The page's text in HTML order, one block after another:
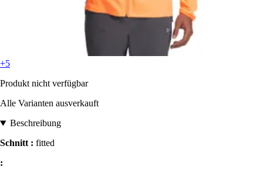
+5
Produkt nicht verfügbar
Alle Varianten ausverkauft
Beschreibung
Schnitt : fitted
: